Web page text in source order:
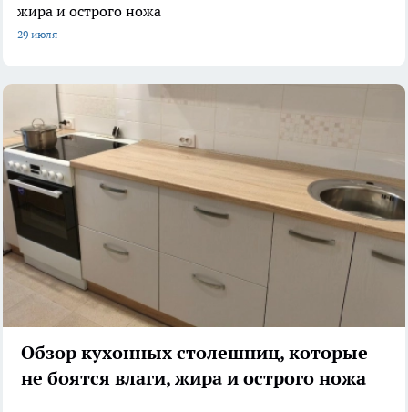
жира и острого ножа
29 июля
Обзор кухонных столешниц, которые
не боятся влаги, жира и острого ножа